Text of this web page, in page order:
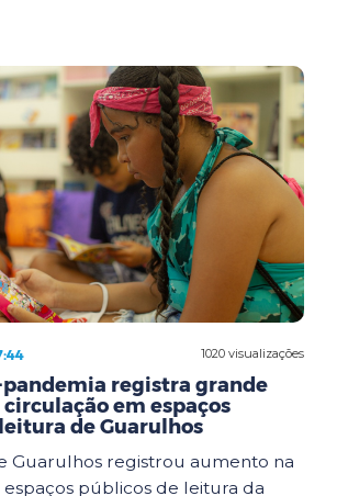
1020 visualizações
pandemia registra grande
em espaços
de Guarulhos
Guarulhos registrou aumento na
públicos de leitura da